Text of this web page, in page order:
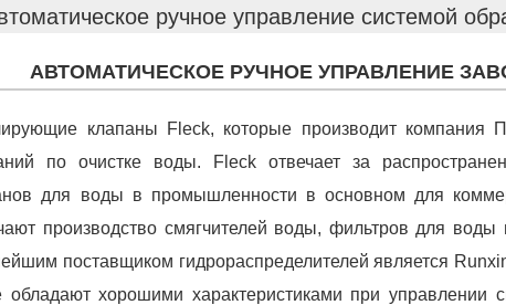
ручное управление системой
АВТОМАТИЧЕСКОЕ РУЧНОЕ УПРАВЛЕНИЕ
клапаны Fleck, которые производит компания
по очистке воды. Fleck отвечает за
для воды в промышленности в основном для
производство смягчителей воды, фильтров для воды
поставщиком гидрораспределителей является
обладают хорошими характеристиками при